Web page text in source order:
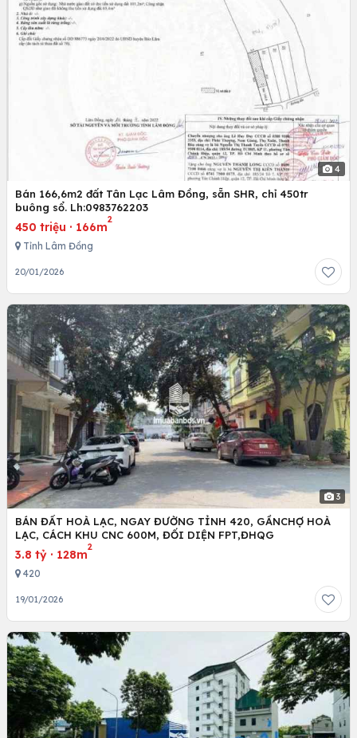
4
Bán 166,6m2 đất Tân Lạc Lâm Đồng, sẵn SHR, chỉ 450tr
buông sổ. Lh:0983762203
450 triệu · 166m
2
Tỉnh Lâm Đồng
20/01/2026
3
BÁN ĐẤT HOÀ LẠC, NGAY ĐƯỜNG TỈNH 420, GẦNCHỢ HOÀ
LẠC, CÁCH KHU CNC 600M, ĐỐI DIỆN FPT,ĐHQG
3.8 tỷ · 128m
2
420
19/01/2026